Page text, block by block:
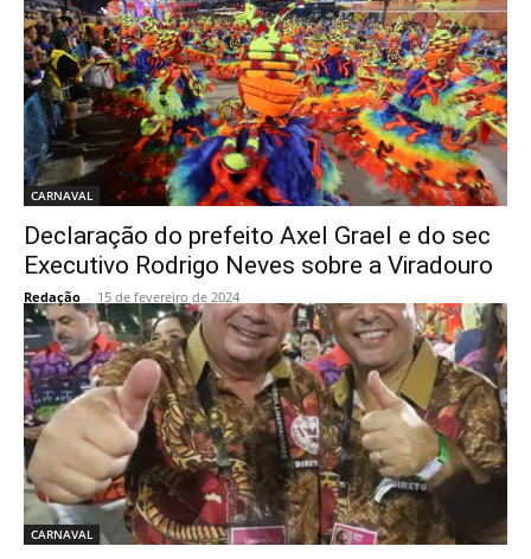
CARNAVAL
Declaração do prefeito Axel Grael e do sec
Executivo Rodrigo Neves sobre a Viradouro
Redação - 15 de fevereiro de 2024
CARNAVAL